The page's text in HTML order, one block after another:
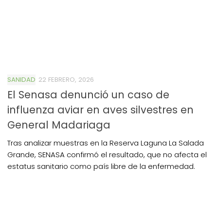
SANIDAD 22 FEBRERO, 2026
El Senasa denunció un caso de
influenza aviar en aves silvestres en
General Madariaga
Tras analizar muestras en la Reserva Laguna La Salada
Grande, SENASA confirmó el resultado, que no afecta el
estatus sanitario como país libre de la enfermedad.